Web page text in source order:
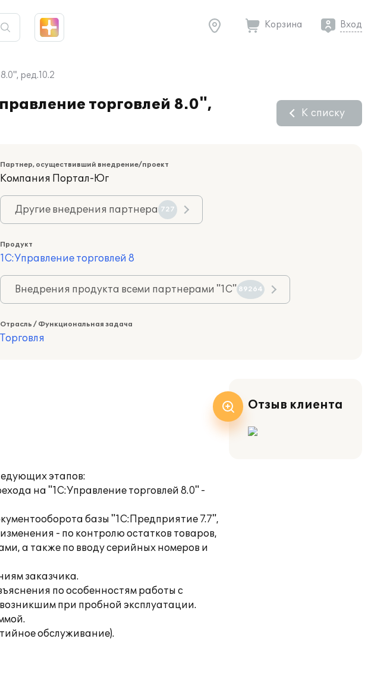
Корзина Вход
ред.10.2
торговлей 8.0",
К списку
Партнер, осуществивший внедрение/проект
Компания Портал-Юг
Другие внедрения партнера 727
Продукт
1С:Управление торговлей 8
Внедрения продукта всеми партнерами "1С" 89264
Отрасль / Функциональная задача
Торговля
этапов:
на "1С:Управление торговлей 8.0" -
базы "1С:Предприятие 7.7",
- по контролю остатков товаров,
а также по вводу серийных номеров и
заказчика.
по особенностям работы с
при пробной эксплуатации.
обслуживание).
Отзыв клиента